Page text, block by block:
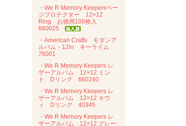
・We R Memory Keepersペー
ジプロテクター 12×12
Ring お徳用100枚入
660025
・American Crafts モダンア
ルバム・12in キーライム
76001
・We R Memory Keepers レ
ザーアルバム 12×12 ミン
ト Dリング 660240
・We R Memory Keepers レ
ザーアルバム 12×12 キウ
ィ Dリング 40345
・We R Memory Keepers レ
ザーアルバム 12×12 グレー